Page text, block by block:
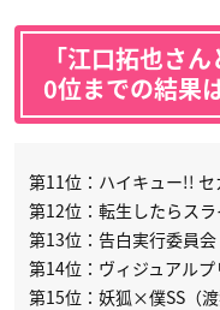
「江口拓也さ
0位までの結果
第11位：ハイキュー!!
第12位：転生したらス
第13位：告白実行委員
第14位：ヴィジュアル
第15位：妖狐×僕SS（